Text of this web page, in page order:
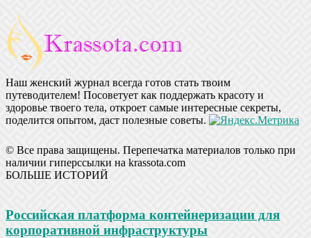
Наш женский журнал всегда готов стать твоим
путеводителем! Посоветует как поддержать красоту и
здоровье твоего тела, откроет самые интересные секреты,
поделится опытом, даст полезные советы.
© Все права защищены. Перепечатка материалов только при
наличии гиперссылки на krassota.com
БОЛЬШЕ ИСТОРИЙ
Российская платформа контейнеризации для
корпоративной инфраструктуры